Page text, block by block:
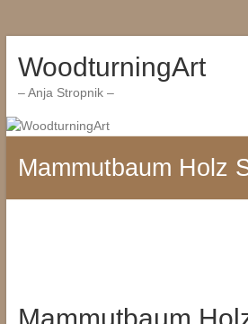
Inhalt
WoodturningArt
– Anja Stropnik –
Mammutbaum Holz